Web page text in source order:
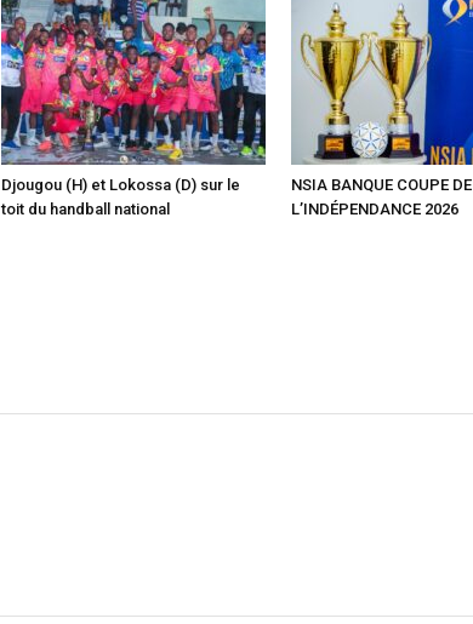
Djougou (H) et Lokossa (D) sur le
toit du handball national
NSIA BANQUE COUPE DE
L’INDÉPENDANCE 2026